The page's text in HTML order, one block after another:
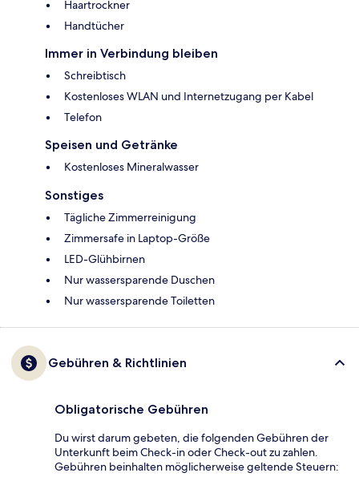
Haartrockner
Handtücher
Immer in Verbindung bleiben
Schreibtisch
Kostenloses WLAN und Internetzugang per Kabel
Telefon
Speisen und Getränke
Kostenloses Mineralwasser
Sonstiges
Tägliche Zimmerreinigung
Zimmersafe in Laptop-Größe
LED-Glühbirnen
Nur wassersparende Duschen
Nur wassersparende Toiletten
Gebühren & Richtlinien
Obligatorische Gebühren
Du wirst darum gebeten, die folgenden Gebühren der
Unterkunft beim Check-in oder Check-out zu zahlen.
Gebühren beinhalten möglicherweise geltende Steuern: